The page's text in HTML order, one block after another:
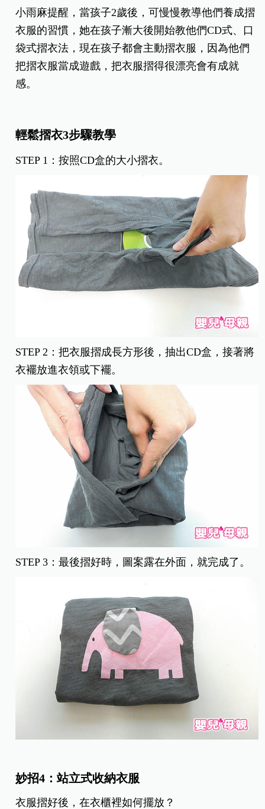
小雨麻提醒，當孩子2歲後，可慢慢教導他們養成摺
衣服的習慣，她在孩子漸大後開始教他們CD式、口
袋式摺衣法，現在孩子都會主動摺衣服，因為他們
把摺衣服當成遊戲，把衣服摺得很漂亮會有成就
感。
輕鬆摺衣3步驟教學
STEP 1：按照CD盒的大小摺衣。
STEP 2：把衣服摺成長方形後，抽出CD盒，接著將
衣襬放進衣領或下襬。
STEP 3：最後摺好時，圖案露在外面，就完成了。
妙招4：站立式收納衣服
衣服摺好後，在衣櫃裡如何擺放？